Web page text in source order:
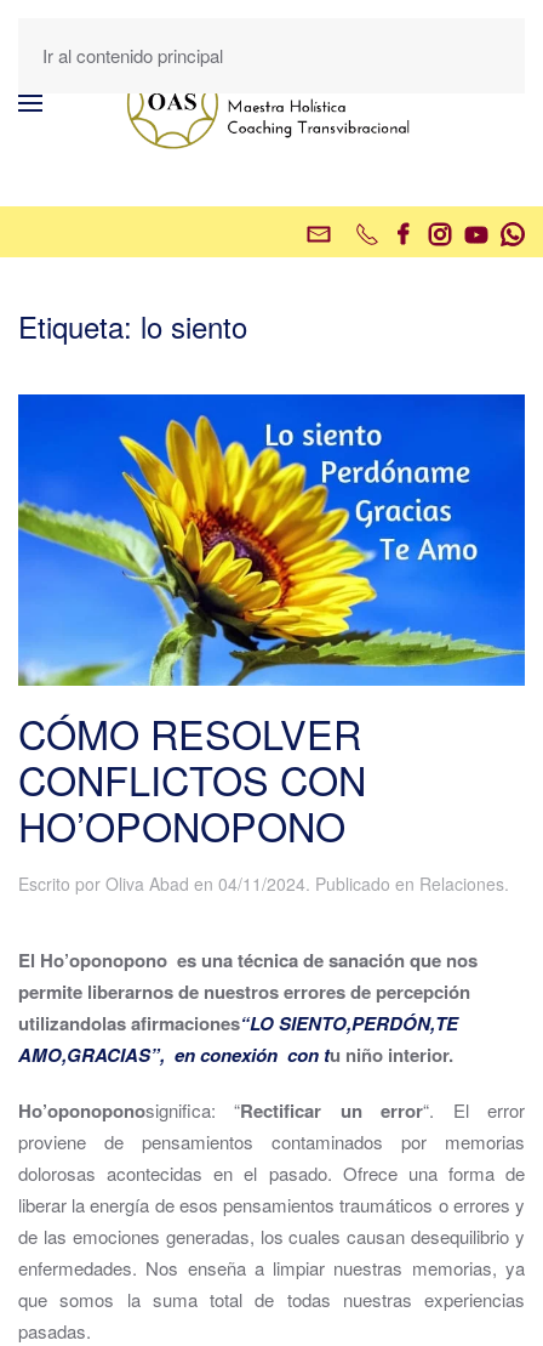
Ir al contenido principal
Etiqueta: lo siento
CÓMO RESOLVER
CONFLICTOS CON
HO’OPONOPONO
Escrito por Oliva Abad en 04/11/2024. Publicado en Relaciones.
El Ho’oponopono es una técnica de sanación que nos
permite liberarnos de nuestros errores de percepción
utilizandolas afirmaciones“LO SIENTO,PERDÓN,TE
AMO,GRACIAS”, en conexión con tu niño interior.
Ho’oponoponosignifica: “Rectificar un error“. El error
proviene de pensamientos contaminados por memorias
dolorosas acontecidas en el pasado. Ofrece una forma de
liberar la energía de esos pensamientos traumáticos o errores y
de las emociones generadas, los cuales causan desequilibrio y
enfermedades. Nos enseña a limpiar nuestras memorias, ya
que somos la suma total de todas nuestras experiencias
pasadas.